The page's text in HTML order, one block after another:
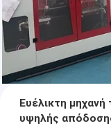
Ευέλικτη
υψηλής